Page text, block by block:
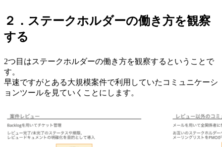
２．ステークホルダーの働き方を観察
する
2つ目はステークホルダーの働き方を観察するということで
す。
早速ですがとある大規模案件で利用していたコミュニケーシ
ョンツールを見ていくことにします。